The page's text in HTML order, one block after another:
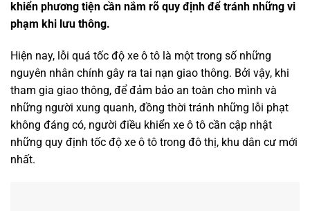
khiển phương tiện cần nắm rõ quy định để tránh những vi
phạm khi lưu thông.
Hiện nay, lỗi quá tốc độ xe ô tô là một trong số những
nguyên nhân chính gây ra tai nạn giao thông. Bởi vậy, khi
tham gia giao thông, để đảm bảo an toàn cho mình và
những người xung quanh, đồng thời tránh những lỗi phạt
không đáng có, người điều khiển xe ô tô cần cập nhật
những quy định tốc độ xe ô tô trong đô thị, khu dân cư mới
nhất.